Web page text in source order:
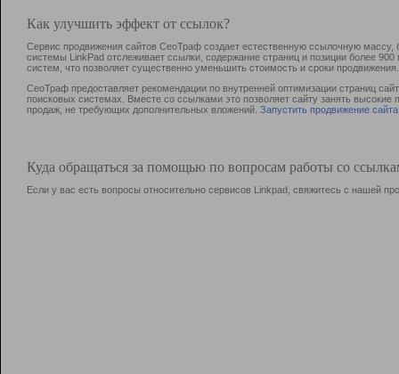
Как улучшить эффект от ссылок?
Сервис продвижения сайтов СеоТраф создает естественную ссылочную
системы LinkPad отслеживает ссылки, содержание страниц и позиции более
систем, что позволяет существенно уменьшить стоимость и сроки продвижения.
СеоТраф предоставляет рекомендации по внутренней оптимизации страниц
поисковых системах. Вместе со ссылками это позволяет сайту занять
продаж, не требующих дополнительных вложений. Запустить продвижение сайта
Куда обращаться за помощью по вопросам работы со
Если у вас есть вопросы относительно сервисов Linkpad, свяжитесь с нашей